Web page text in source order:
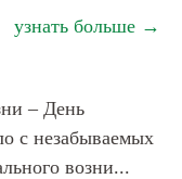
узнать больше →
– День
с незабываемых
возни...